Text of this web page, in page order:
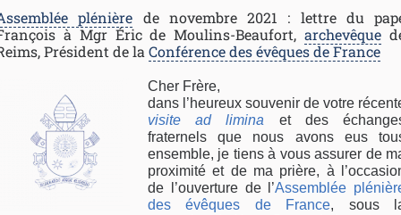
plénière de novembre 2021 : lettre du
à Mgr Éric de Moulins-Beaufort,archevêque
Président de laConférence des évêques de France
Cher Frère,
dans l’heureux souvenir de votre
visite ad limina et des
fraternels que nous avons eus
ensemble, je tiens à vous assurer de
proximité et de ma prière, à
de l’ouverture de l’Assemblée
des évêques de France, sous